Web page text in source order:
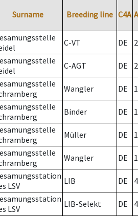
Surname Breeding line C4A
C-VT DE 2
C-AGT DE 2
Wangler DE
Binder DE 1
Müller DE
Wangler DE
LSV
LIB DE
LSV
LIB-Selekt DE